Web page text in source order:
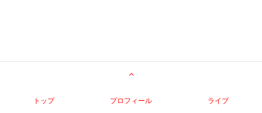
トップ プロフィール ライブ